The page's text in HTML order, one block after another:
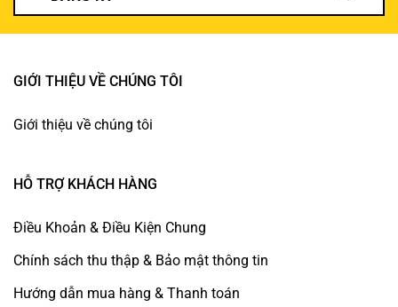
GIỚI THIỆU VỀ CHÚNG TÔI
Giới thiệu về chúng tôi
HỖ TRỢ KHÁCH HÀNG
Điều Khoản & Điều Kiện Chung
Chính sách thu thập & Bảo mật thông tin
Hướng dẫn mua hàng & Thanh toán